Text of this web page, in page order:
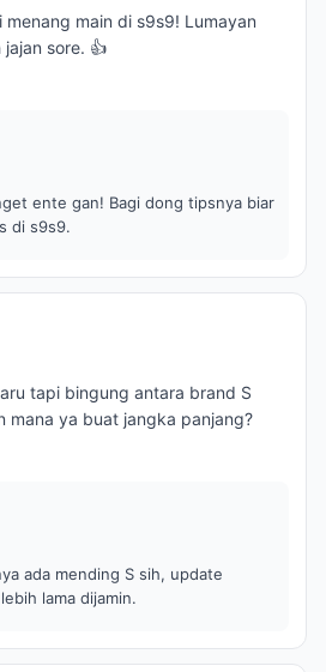
main di s9s9! Lumayan
sore. 👍
ente gan! Bagi dong tipsnya biar
di s9s9.
tapi bingung antara brand S
mana ya buat jangka panjang?
ada mending S sih, update
lama dijamin.